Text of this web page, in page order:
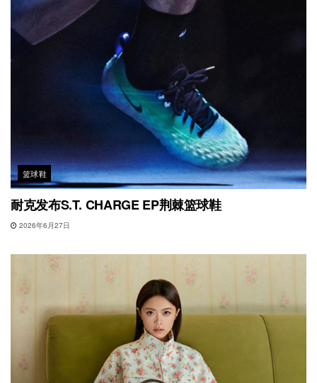
篮球鞋
耐克发布S.T. CHARGE EP荆棘篮球鞋
2026年6月27日